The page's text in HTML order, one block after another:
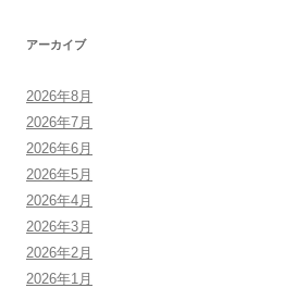
アーカイブ
2026年8月
2026年7月
2026年6月
2026年5月
2026年4月
2026年3月
2026年2月
2026年1月